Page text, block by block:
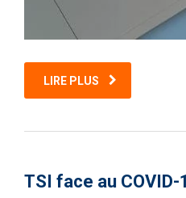
LIRE PLUS
TSI face au COVID-